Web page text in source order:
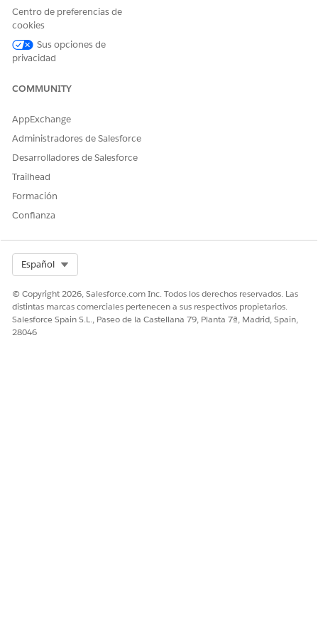
¿RESOLVIÓ ESTE ARTÍCULO SU PROBLEMA?
Centro de preferencias de
cookies
Sus opciones de
privacidad
COMMUNITY
AppExchange
Administradores de Salesforce
Desarrolladores de Salesforce
Trailhead
Formación
Confianza
Español
© Copyright 2026, Salesforce.com Inc. Todos los derechos reservados. Las
distintas marcas comerciales pertenecen a sus respectivos propietarios.
Salesforce Spain S.L., Paseo de la Castellana 79, Planta 7ª, Madrid, Spain,
28046